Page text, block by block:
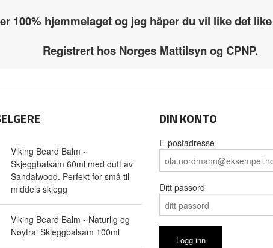
100% hjemmelaget og jeg håper du vil like det
Registrert hos Norges Mattilsyn og CPNP.
Viking Beard Balm -
Skjeggbalsam 60ml med duft av
Sandalwood. Perfekt for små til
middels skjegg
Viking Beard Balm - Naturlig og
Nøytral Skjeggbalsam 100ml
DIN KONTO
E-postadresse
Ditt passord